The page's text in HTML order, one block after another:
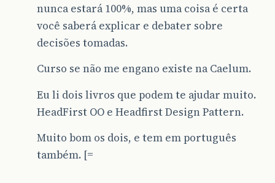
nunca estará 100%, mas uma coisa é certa
você saberá explicar e debater sobre
decisões tomadas.
Curso se não me engano existe na Caelum.
Eu li dois livros que podem te ajudar muito.
HeadFirst OO e Headfirst Design Pattern.
Muito bom os dois, e tem em português
também. [=